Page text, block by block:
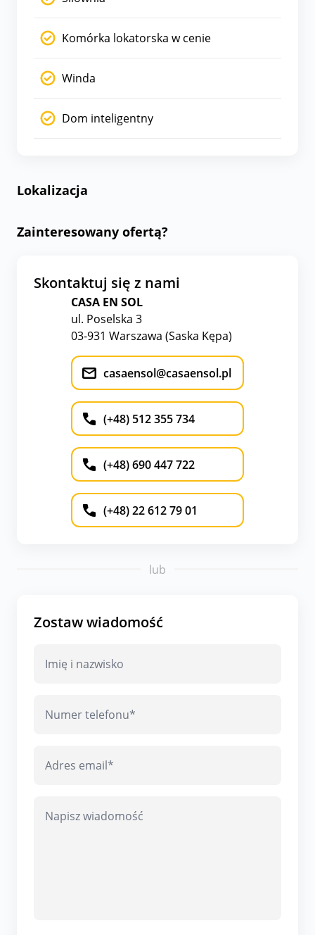
Komórka lokatorska w cenie
Winda
Dom inteligentny
Lokalizacja
Zainteresowany ofertą?
Skontaktuj się z nami
CASA EN SOL
ul. Poselska 3
03-931 Warszawa (Saska Kępa)
casaensol@casaensol.pl
(+48) 512 355 734
(+48) 690 447 722
(+48) 22 612 79 01
lub
Zostaw wiadomość